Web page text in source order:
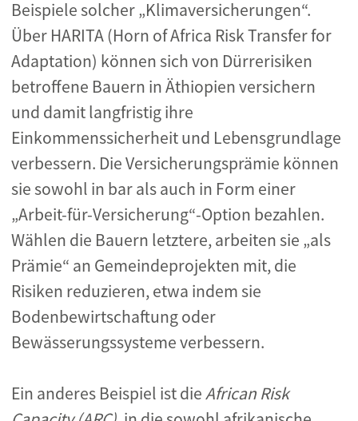
Beispiele solcher „Klimaversicherungen“.
Über HARITA (Horn of Africa Risk Transfer for
Adaptation) können sich von Dürrerisiken
betroffene Bauern in Äthiopien versichern
und damit langfristig ihre
Einkommenssicherheit und Lebensgrundlage
verbessern. Die Versicherungsprämie können
sie sowohl in bar als auch in Form einer
„Arbeit-für-Versicherung“-Option bezahlen.
Wählen die Bauern letztere, arbeiten sie „als
Prämie“ an Gemeindeprojekten mit, die
Risiken reduzieren, etwa indem sie
Bodenbewirtschaftung oder
Bewässerungssysteme verbessern.
Ein anderes Beispiel ist dieAfrican Risk